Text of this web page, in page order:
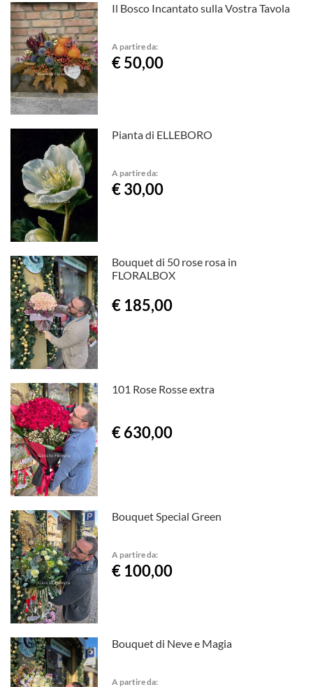
Il Bosco Incantato sulla Vostra Tavola
A partire da:
€ 50,00
Pianta di ELLEBORO
A partire da:
€ 30,00
Bouquet di 50 rose rosa in
FLORALBOX
€ 185,00
101 Rose Rosse extra
€ 630,00
Bouquet Special Green
A partire da:
€ 100,00
Bouquet di Neve e Magia
A partire da: